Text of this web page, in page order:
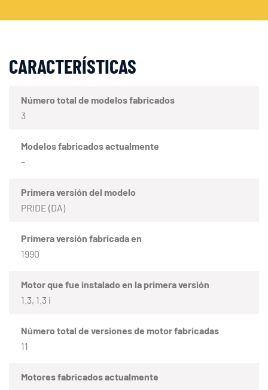
CARACTERÍSTICAS
Número total de modelos fabricados
3
Modelos fabricados actualmente
–
Primera versión del modelo
PRIDE (DA)
Primera versión fabricada en
1990
Motor que fue instalado en la primera versión
1.3, 1.3 i
Número total de versiones de motor fabricadas
11
Motores fabricados actualmente